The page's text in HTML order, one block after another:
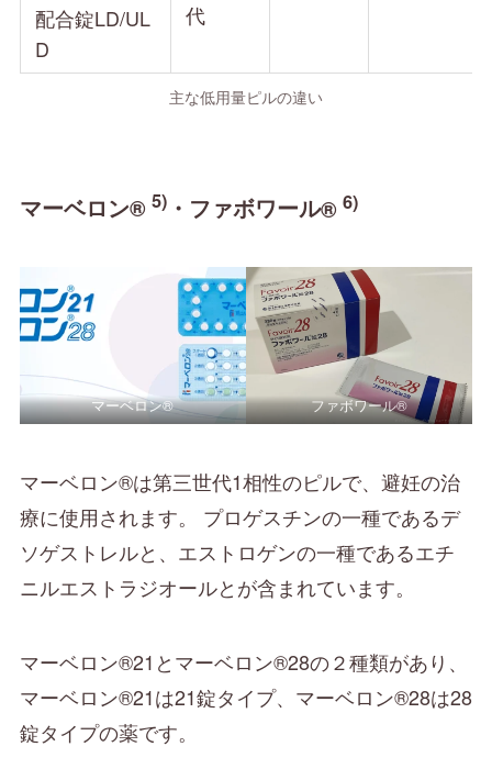
配合錠LD/UL
D
代
主な低用量ピルの違い
マーベロン® 5)・ファボワール® 6)
マーベロン® ファボワール®
マーベロン®は第三世代1相性のピルで、避妊の治
療に使用されます。 プロゲスチンの一種であるデ
ソゲストレルと、エストロゲンの一種であるエチ
ニルエストラジオールとが含まれています。
マーベロン®21とマーベロン®28の２種類があり、
マーベロン®21は21錠タイプ、マーベロン®28は28
錠タイプの薬です。